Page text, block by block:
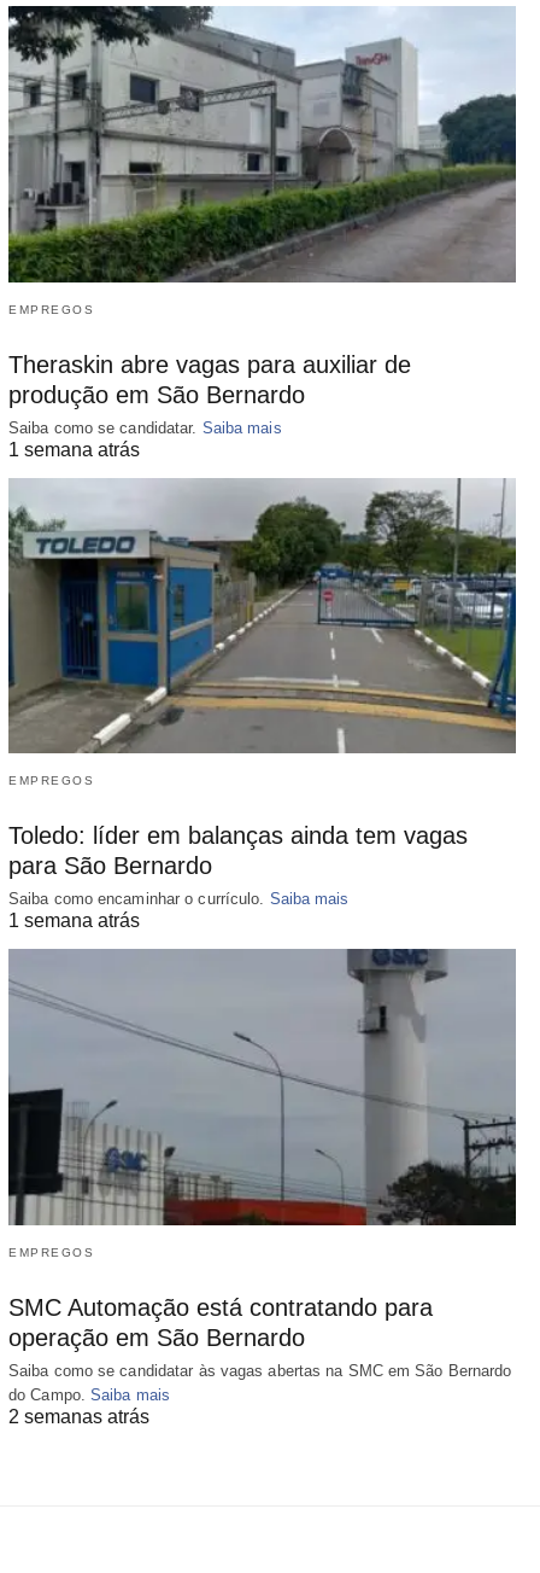
EMPREGOS
Theraskin abre vagas para auxiliar de
produção em São Bernardo
Saiba como se candidatar. Saiba mais
1 semana atrás
EMPREGOS
Toledo: líder em balanças ainda tem vagas
para São Bernardo
Saiba como encaminhar o currículo. Saiba mais
1 semana atrás
EMPREGOS
SMC Automação está contratando para
operação em São Bernardo
Saiba como se candidatar às vagas abertas na SMC em São Bernardo
do Campo. Saiba mais
2 semanas atrás